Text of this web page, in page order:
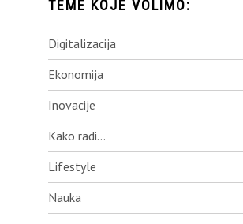
TEME KOJE VOLIMO:
Digitalizacija
Ekonomija
Inovacije
Kako radi…
Lifestyle
Nauka